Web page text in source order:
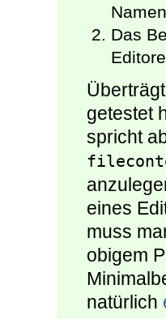
Das
getestet
spricht
eines
muss
obigem
natürlich